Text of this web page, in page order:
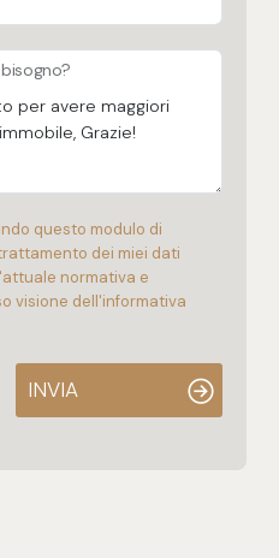
questo modulo di
dei miei dati
normativa e
visione dell'informativa
INVIA